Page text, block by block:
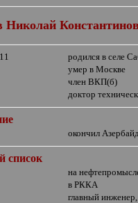
Николай
родился в селе
умер в Москве
член ВКП(б)
доктор
окончил
список
на
в РККА
главный